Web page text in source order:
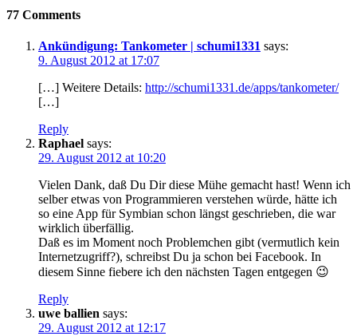
77 Comments
Ankündigung: Tankometer | schumi1331 says:
9. August 2012 at 17:07
[…] Weitere Details: http://schumi1331.de/apps/tankometer/
[…]
Reply
Raphael says:
29. August 2012 at 10:20
Vielen Dank, daß Du Dir diese Mühe gemacht hast! Wenn ich
selber etwas von Programmieren verstehen würde, hätte ich
so eine App für Symbian schon längst geschrieben, die war
wirklich überfällig.
Daß es im Moment noch Problemchen gibt (vermutlich kein
Internetzugriff?), schreibst Du ja schon bei Facebook. In
diesem Sinne fiebere ich den nächsten Tagen entgegen 😉
Reply
uwe ballien says:
29. August 2012 at 12:17